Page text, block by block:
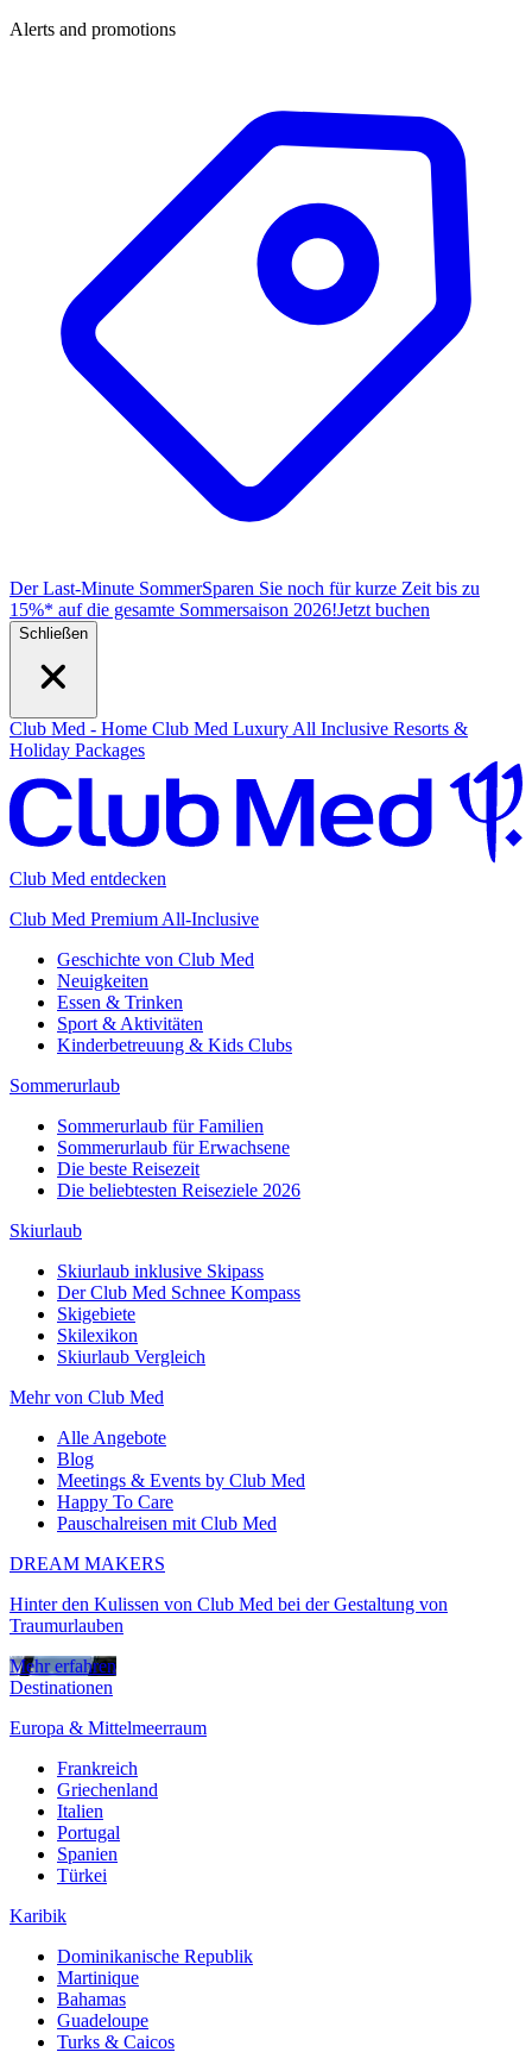
Alerts and promotions
Der Last-Minute SommerSparen Sie noch für kurze Zeit bis zu
15%* auf die gesamte Sommersaison 2026!Jetzt buchen
Schließen
Club Med - Home Club Med Luxury All Inclusive Resorts &
Holiday Packages
Club Med entdecken
Club Med Premium All-Inclusive
Geschichte von Club Med
Neuigkeiten
Essen & Trinken
Sport & Aktivitäten
Kinderbetreuung & Kids Clubs
Sommerurlaub
Sommerurlaub für Familien
Sommerurlaub für Erwachsene
Die beste Reisezeit
Die beliebtesten Reiseziele 2026
Skiurlaub
Skiurlaub inklusive Skipass
Der Club Med Schnee Kompass
Skigebiete
Skilexikon
Skiurlaub Vergleich
Mehr von Club Med
Alle Angebote
Blog
Meetings & Events by Club Med
Happy To Care
Pauschalreisen mit Club Med
DREAM MAKERS
Hinter den Kulissen von Club Med bei der Gestaltung von
Traumurlauben
Mehr erfahren
Destinationen
Europa & Mittelmeerraum
Frankreich
Griechenland
Italien
Portugal
Spanien
Türkei
Karibik
Dominikanische Republik
Martinique
Bahamas
Guadeloupe
Turks & Caicos